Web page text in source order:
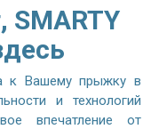
SMARTY
к Вашему прыжку в
и технологий
впечатление от